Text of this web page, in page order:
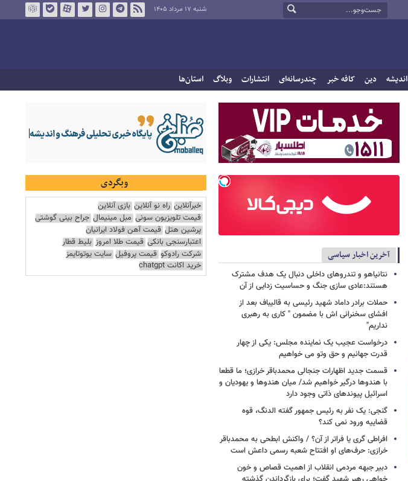
شنبه ۱۷ مرداد ۱۴۰۵
اندیشه دین کافه خبر چندرسانه‌ای انتشارات وبلاگ استان‌ها
آخرین اخبار سیاسی
نتانیاهو و تندروهای داخلی دنبال یک هدف مشترک
هستند:عادی سازی جنگ و حساسیت زدایی از آن
حملات برادر داماد شهید رئیسی به قالیباف بعد از
افشای سخنرانی اش با مضمون " کاری به رهبری
نداریم"
درخواست عجیب یک نماینده مجلس: یکی از چهار
قدرت جهانیم و حق وتو می خواهیم
قسمت جدید اظهارات جنجالی محمدباقر خرازی؛ ما قطعا
با هندوها درگیر خواهیم شد/ میان هندوها و یهودیان و
اسرائیل پیوندهای ذاتی وجود دارد
گنجی: یک نفر به رئیس جمهور گفته الدنگ، قوه
قضاییه ورود نمی کند؟
افراطی گری یا فراتر از آن؟ / واکنش ابطحی به محمدباقر
خرازی: حرف‌های او افتتاح شعبه رسمی داعش است
دبیر جبهه مردمی انقلاب از اهمیت قصاص و خون
وبگردی
خبرآنلاین راه نو آنلاین بازی آنلاین
قیمت تلویزیون سونی مبل مینیمال جراح بینی گوشتی
پرشین هتل قیمت آهن فولاد ایرانیان
اعتبارسنجی بانکی قیمت طلا امروز بلیط قطار
شرکت رادوکو قیمت پروفیل سایت یوتوتایمز
خرید اکانت chatgpt